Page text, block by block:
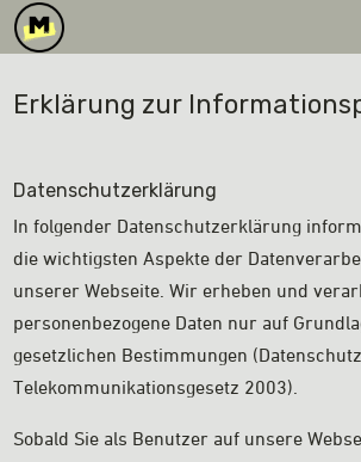
Erklärung zur
Datenschutzerklärung
In folgender Datenschutzerklärung
die wichtigsten Aspekte der
unserer Webseite. Wir erheben und
personenbezogene Daten nur auf
gesetzlichen Bestimmungen
Telekommunikationsgesetz 2003).
Sobald Sie als Benutzer auf unsere